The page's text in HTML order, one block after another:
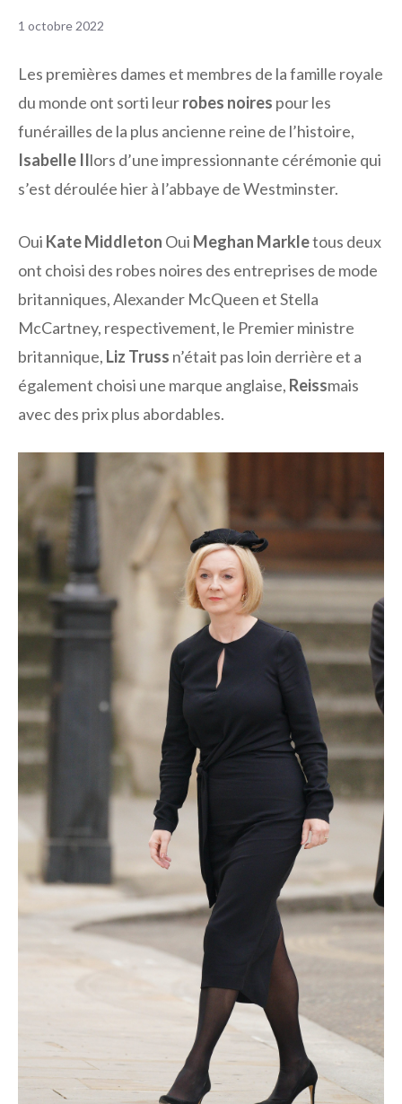
1 octobre 2022
Les premières dames et membres de la famille royale
du monde ont sorti leurrobes noires pour les
funérailles de la plus ancienne reine de l’histoire,
Isabelle IIlors d’une impressionnante cérémonie qui
s’est déroulée hier à l’abbaye de Westminster.
Oui Kate Middleton Oui Meghan Markletous deux
ont choisi des robes noires des entreprises de mode
britanniques, Alexander McQueen et Stella
McCartney, respectivement, le Premier ministre
britannique, Liz Truss n’était pas loin derrière et a
également choisi une marque anglaise, Reissmais
avec des prix plus abordables.